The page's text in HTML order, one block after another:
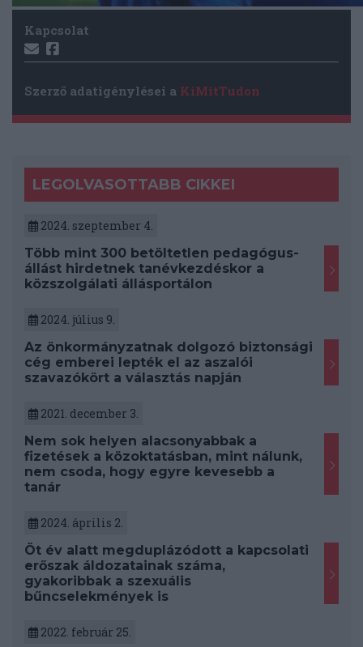
Kapcsolat
Szerző adatigénylései a KiMitTudon
LEGOLVASOTTABB CIKKEI
2024. szeptember 4.
Több mint 300 betöltetlen pedagógus-
állást hirdetnek tanévkezdéskor a
közszolgálati állásportálon
2024. július 9.
Az önkormányzatnak dolgozó biztonsági
cég emberei lepték el az aszalói
szavazókört a választás napján
2021. december 3.
Nem sok helyen alacsonyabbak a
fizetések a közoktatásban, mint nálunk,
nem csoda, hogy egyre kevesebb a
tanár
2024. április 2.
Öt év alatt megduplázódott a kapcsolati
erőszak áldozatainak száma,
gyakoribbak a szexuális
bűncselekmények is
2022. február 25.